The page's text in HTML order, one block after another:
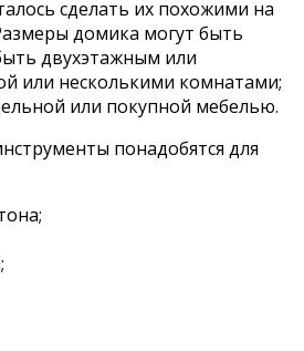
сделать их похожими на
домика могут быть
двухэтажным или
или несколькими комнатами;
или покупной мебелью.
понадобятся для